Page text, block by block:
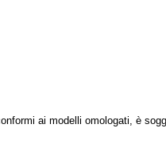
ai modelli omologati, è